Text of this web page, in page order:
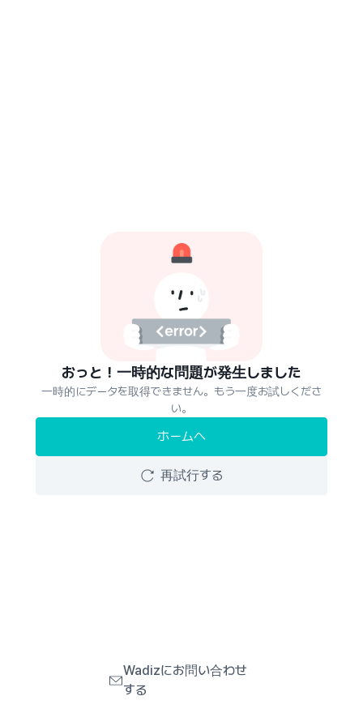
おっと！一時的な問題が発生しました
一時的にデータを取得できません。もう一度お試しくださ
い。
ホームへ
再試行する
Wadizにお問い合わせ
する